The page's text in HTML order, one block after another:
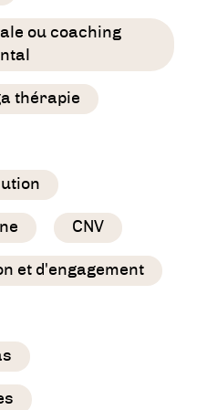
ou coaching
thérapie
CNV
et d'engagement